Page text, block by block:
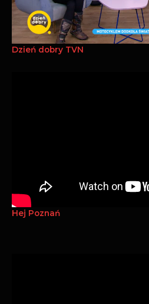
Dzień dobry TVN
Hej Poznań